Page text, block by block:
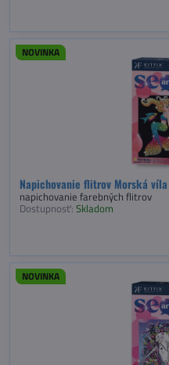
Napichovanie flitrov Morská víla
NOVINKA
napichovanie farebných flitrov
Dostupnosť: Skladom
NOVINKA